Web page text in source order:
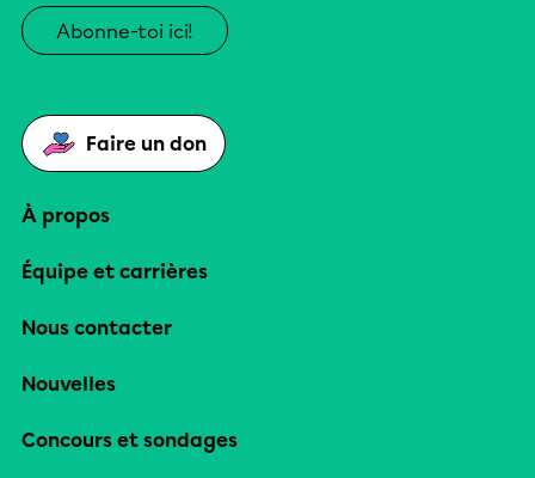
Abonne-toi ici!
Faire un don
À propos
Équipe et carrières
Nous contacter
Nouvelles
Concours et sondages